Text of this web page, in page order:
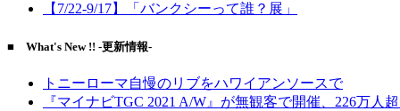
【7/22-9/17】「バンクシーって誰？展」
■ What's New !! -更新情報-
トニーローマ自慢のリブをハワイアンソースで
『マイナビTGC 2021 A/W』が無観客で開催、226万人